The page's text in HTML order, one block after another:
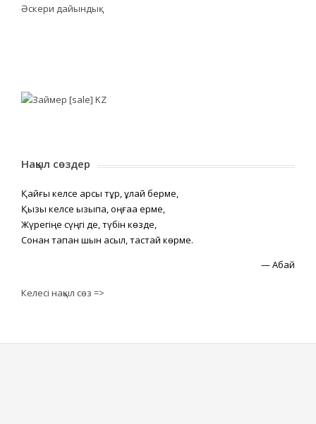
Әскери дайындық
Нақыл сөздер
Қайғы келсе қарсы тұр, құлай берме,
Қызық келсе қызықпа, оңғаққа ерме,
Жүрегіңе сүңгі де, түбін көзде,
Сонан тапқан шын асыл, тастай көрме.
—Абай
Келесі нақыл сөз =>